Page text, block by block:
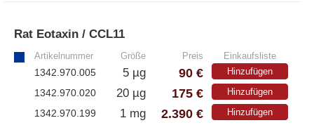
Antikörper
Rat Eotaxin / CCL11
Artikelnummer Größe Preis Einkaufsliste
1342.970.005 5 µg 90 € Hinzufügen
1342.970.020 20 µg 175 € Hinzufügen
1342.970.199 1 mg 2.390 € Hinzufügen